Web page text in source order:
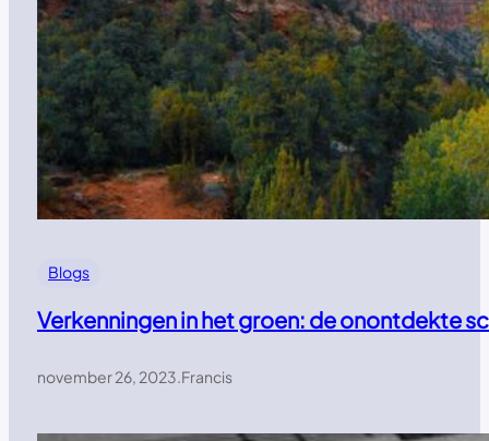
Blogs
Verkenningen in het groen: de onontdekte
november 26, 2023.Francis